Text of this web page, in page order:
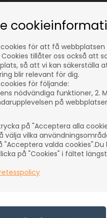
för att få
tillåter oss också att
så att vi kan
blir relevant för dig.
för följande:
nödvändiga funktioner, 2.
på
på "Acceptera alla
välja vilka
"Acceptera valda
på "Cookies" i fältet
Låt dig inspireras av
Hantverk och Hobby
Träsvarvning
Överflatebehandling